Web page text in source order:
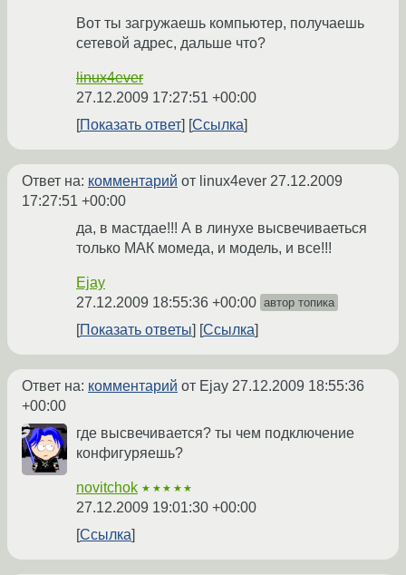
Вот ты загружаешь компьютер, получаешь
сетевой адрес, дальше что?
linux4ever
27.12.2009 17:27:51 +00:00
Показать ответ
Ссылка
Ответ на: комментарий от linux4ever 27.12.2009
17:27:51 +00:00
да, в мастдае!!! А в линухе высвечиваеться
только МАК момеда, и модель, и все!!!
Ejay
27.12.2009 18:55:36 +00:00 автор топика
Показать ответы Ссылка
Ответ на: комментарий от Ejay 27.12.2009 18:55:36
+00:00
где высвечивается? ты чем подключение
конфигуряешь?
novitchok ★★★★★
27.12.2009 19:01:30 +00:00
Ссылка